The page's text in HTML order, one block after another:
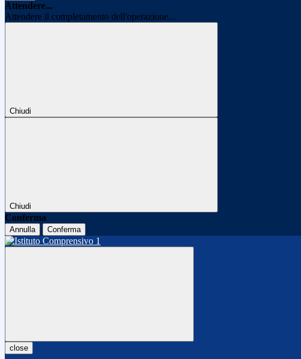
Attendere...
Attendere il completamento dell'operazione...
Chiudi
Chiudi
Conferma
Annulla Conferma
close